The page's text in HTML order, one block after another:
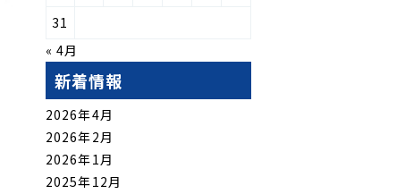
31
« 4月
新着情報
2026年4月
2026年2月
2026年1月
2025年12月